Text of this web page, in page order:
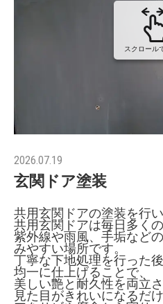
スクロール
2026.07.19
玄関ドア塗装
共用玄関ドアの塗装を行
共用玄関ドアは毎日多く
紫外線や雨風、手垢など
みやすい場所です。
丁寧な下地処理を行った
均一に仕上げることで、
美しい艶と耐久性を両立さ
見た目がきれいになるだ